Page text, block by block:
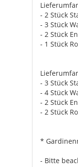
- 2 Stück
- 3 Stück
- 2 Stück
- 1 Stück
- 3 Stück
- 4 Stück
- 2 Stück
- 2 Stück
*
- Bitte